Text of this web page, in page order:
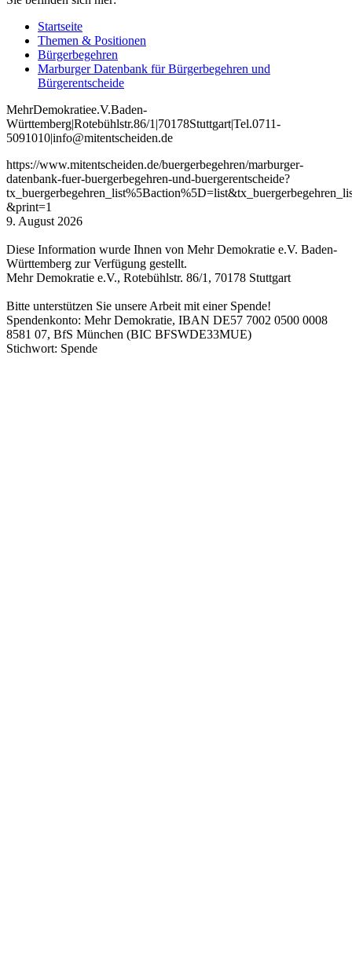
Startseite
Themen & Positionen
Bürgerbegehren
Marburger Datenbank für Bürgerbegehren und
Bürgerentscheide
MehrDemokratiee.V.Baden-
Württemberg|Rotebühlstr.86/1 |70178Stuttgart|Tel.0711-
5091010|info@mitentscheiden.de
https://www.mitentscheiden.de/buergerbegehren/marburger-
datenbank-fuer-buergerbegehren-und-buergerentscheide?
&print=1
9. August 2026
Diese Information wurde Ihnen von Mehr Demokratie e.V. Baden-
Württemberg zur Verfügung gestellt.
Mehr Demokratie e.V., Rotebühlstr. 86/1, 70178 Stuttgart
Bitte unterstützen Sie unsere Arbeit mit einer Spende!
Spendenkonto: Mehr Demokratie, IBAN DE57 7002 0500 0008
8581 07, BfS München (BIC BFSWDE33MUE)
Stichwort: Spende